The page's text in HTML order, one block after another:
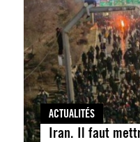
ACTUALITÉS
Iran. Il faut